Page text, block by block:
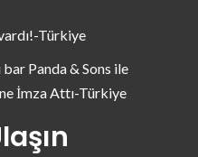
Türkiye
Panda & Sons ile
İmza Attı-Türkiye